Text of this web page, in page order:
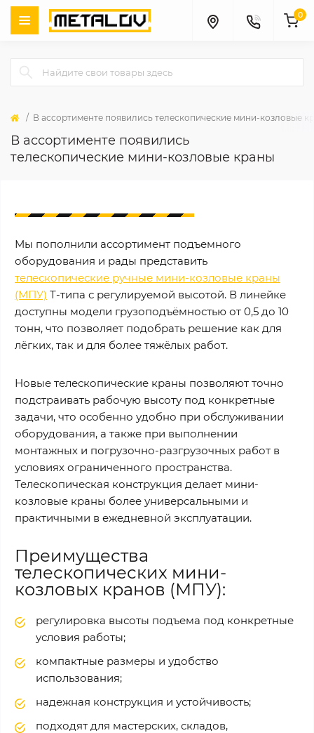
0
В ассортименте появились телескопические мини-козловые
В ассортименте появились
телескопические мини-козловые краны
Мы пополнили ассортимент подъемного
оборудования и рады представить
телескопические ручные мини-козловые краны
(МПУ) Т-типа с регулируемой высотой. В линейке
доступны модели грузоподъёмностью от 0,5 до 10
тонн, что позволяет подобрать решение как для
лёгких, так и для более тяжёлых работ.
Новые телескопические краны позволяют точно
подстраивать рабочую высоту под конкретные
задачи, что особенно удобно при обслуживании
оборудования, а также при выполнении
монтажных и погрузочно-разгрузочных работ в
условиях ограниченного пространства.
Телескопическая конструкция делает мини-
козловые краны более универсальными и
практичными в ежедневной эксплуатации.
Преимущества
телескопических мини-
козловых кранов (МПУ):
регулировка высоты подъема под конкретные
условия работы;
компактные размеры и удобство
использования;
надежная конструкция и устойчивость;
подходят для мастерских, складов,